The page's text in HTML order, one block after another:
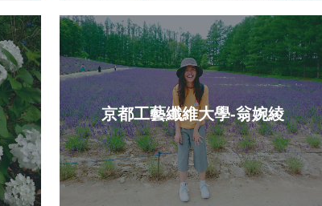
京都工藝纖維大學-翁婉綾